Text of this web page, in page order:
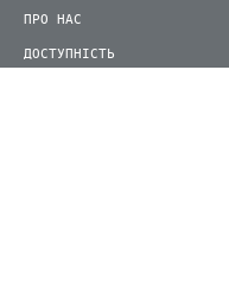
ПРО НАС
ДОСТУПНІСТЬ